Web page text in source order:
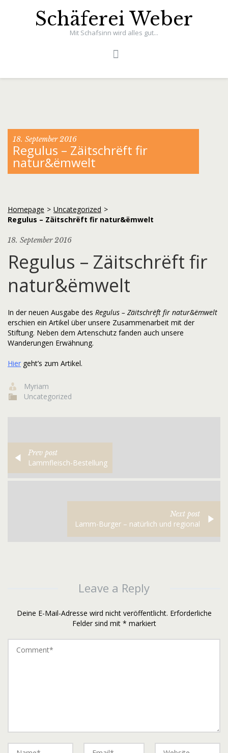
Schäferei Weber
Mit Schafsinn wird alles gut...
18. September 2016
Regulus – Zäitschrëft fir
natur&ëmwelt
Homepage > Uncategorized >
Regulus – Zäitschrëft fir natur&ëmwelt
18. September 2016
Regulus – Zäitschrëft fir
natur&ëmwelt
In der neuen Ausgabe des Regulus – Zäitschrëft fir natur&ëmwelt
erschien ein Artikel über unsere Zusammenarbeit mit der
Stiftung. Neben dem Artenschutz fanden auch unsere
Wanderungen Erwähnung.
Hier geht’s zum Artikel.
Myriam
Uncategorized
Prev post
Lammfleisch-Bestellung
Next post
Lamm-Burger – natürlich und regional
Leave a Reply
Deine E-Mail-Adresse wird nicht veröffentlicht. Erforderliche
Felder sind mit * markiert